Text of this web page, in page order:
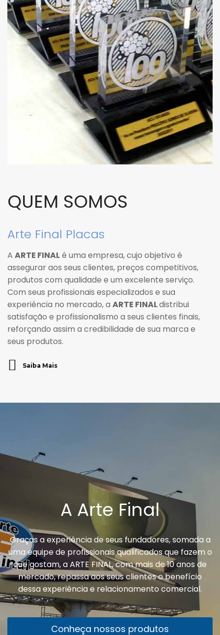
QUEM SOMOS
Arte Final Placas
A ARTE FINALé uma empresa, cujo objetivo é
assegurar aos seus clientes, preços competitivos,
produtos com qualidade e um excelente serviço.
Com seus profissionais especializados e sua
experiência no mercado, a ARTE FINALdistribui
satisfação e profissionalismo a seus clientes finais,
reforçando assim a credibilidade de sua marca e
seus produtos.
Saiba Mais
A Arte Final
Graças a experiência de seus fundadores, somada a
uma equipe de profissionais qualificados que fazem o
que gostam, a ARTE FINAL, com mais de 10 anos de
mercado, repassa aos seus clientes o benefício
dessa experiência e relacionamento comercial.
Conheça nossos produtos